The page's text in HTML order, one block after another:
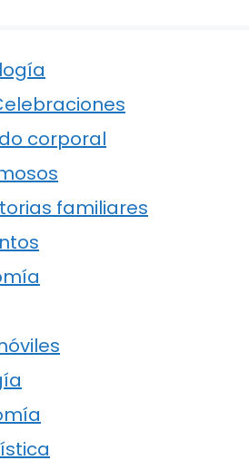
corporal
familiares